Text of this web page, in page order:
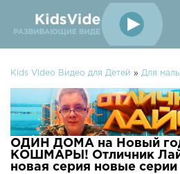
Kids Video Видео для Детей » Для
ОДИН ДОМА на Новый
КОШМАРЫ! Отличник
новая серия новые серии